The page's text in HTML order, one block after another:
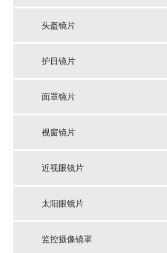
头盔镜片
护目镜片
面罩镜片
视窗镜片
近视眼镜片
太阳眼镜片
监控摄像镜罩